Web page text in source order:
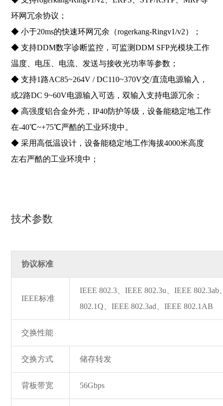
环网冗余协议；
◆ 小于20ms的快速环网冗余（rogerkang-Ringv1/v2）；
◆ 支持DDM数字诊断监控，可监测DDM SFP光模块工作
温度、电压、电流、发送与接收光功率等参数；
◆ 支持1路AC85~264V / DC110~370V交/直流电源输入，
或2路DC 9~60V电源输入可选，双输入支持电源冗余；
◆ 高强度铝合金外壳，IP40防护等级，设备能稳定地工作
在-40℃~+75℃严酷的工业环境中。
◆ 采用高低温设计，设备能稳定地工作海拔4000米高度
左右严酷的工业环境中；
技术参数
协议标准
IEEE标准
IEEE 802.3、IEEE 802.3u、IEEE
802.1Q、IEEE 802.3ad、IEEE 802.1AB
交换性能
交换方式 储存转发
背板带宽 56Gbps